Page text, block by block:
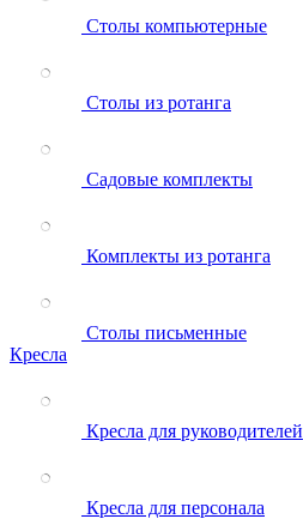
Столы компьютерные
Столы из ротанга
Садовые комплекты
Комплекты из ротанга
Столы письменные
Кресла
Кресла для руководителей
Кресла для персонала